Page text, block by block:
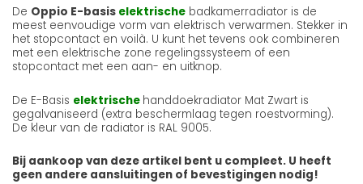
De Oppio E-basis elektrische badkamerradiator is de
meest eenvoudige vorm van elektrisch verwarmen. Stekker in
het stopcontact en voilà. U kunt het tevens ook combineren
met een elektrische zone regelingssysteem of een
stopcontact met een aan- en uitknop.
De E-Basis elektrische handdoekradiator Mat Zwart is
gegalvaniseerd (extra beschermlaag tegen roestvorming).
De kleur van de radiator is RAL 9005.
Bij aankoop van deze artikel bent u compleet. U heeft
geen andere aansluitingen of bevestigingen nodig!